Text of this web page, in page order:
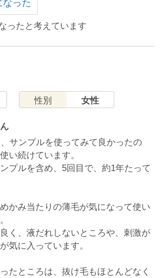
なった
ったと考えています
性別 女性
サンプルを使ってみて良かったの
い続けています。
プルを含め、5回目で、約1年たって
かみ当たりの薄毛が気になって使い
く、液だれしないところや、刺激が
気に入っています。
たところは、抜け毛もほとんどなく